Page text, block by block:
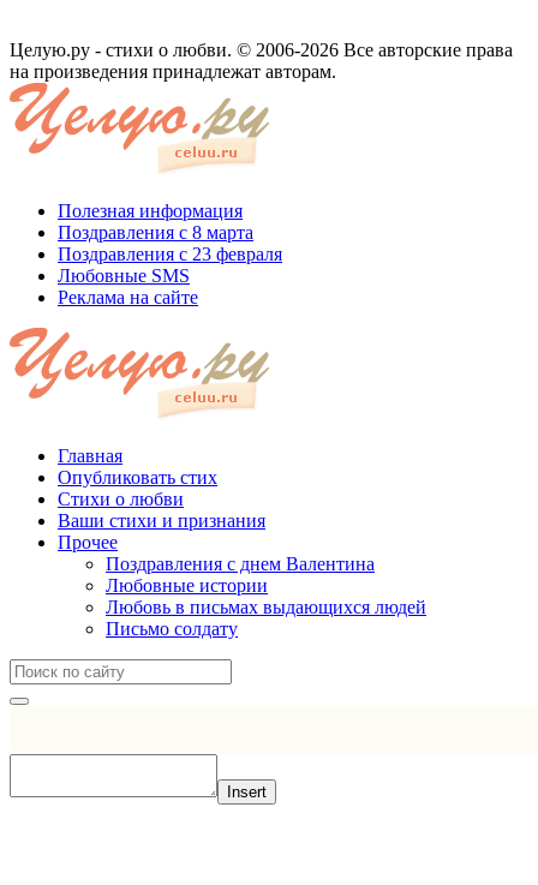
Целую.ру - стихи о любви. © 2006-2026 Все авторские права
на произведения принадлежат авторам.
Полезная информация
Поздравления с 8 марта
Поздравления с 23 февраля
Любовные SMS
Реклама на сайте
Главная
Опубликовать стих
Стихи о любви
Ваши стихи и признания
Прочее
Поздравления с днем Валентина
Любовные истории
Любовь в письмах выдающихся людей
Письмо солдату
Insert